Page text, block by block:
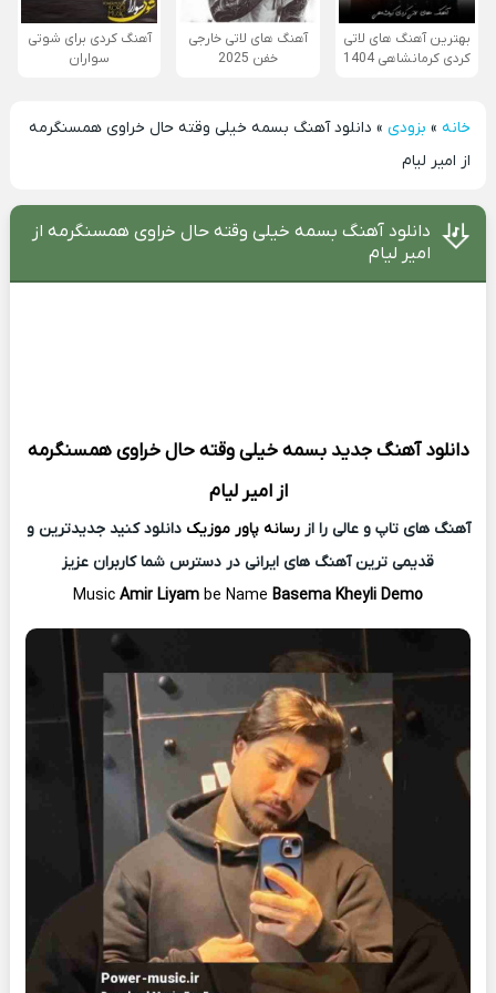
بهترین آهنگ های لاتی
کردی کرمانشاهی 1404
آهنگ های لاتی خارجی
خفن 2025
آهنگ کردی برای شوتی
سواران
خانه» بزودی » دانلود آهنگ بسمه خیلی وقته حال خراوی همسنگرمه
از امیر لیام
دانلود آهنگ بسمه خیلی وقته حال خراوی همسنگرمه از
امیر لیام
دانلود آهنگ جدید بسمه خیلی وقته حال خراوی همسنگرمه
ازامیر لیام
آهنگ های تاپ و عالی را ازرسانه پاور موزیک دانلود کنید جدیدترین و
قدیمی ترین آهنگ های ایرانی در دسترس شما کاربران عزیز
Music Amir Liyam be Name Basema Kheyli Demo